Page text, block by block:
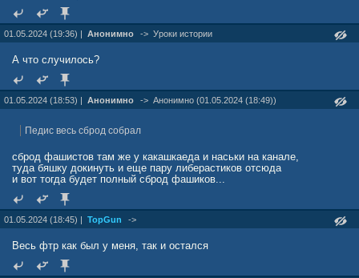
01.05.2024 (19:36) | Анонимно -> Уроки истории
А что случилось?
01.05.2024 (18:53) | Анонимно -> Анонимно (01.05.2024 (18:49))
Педис весь сброд собрал
сброд фашистов там же у какашкаеда и наськи на канале,
туда бяшку докинуть и еще пару либерастиков отсюда
и вот тогда будет полный сброд фашиков...
01.05.2024 (18:45) | TopGun ->
Весь фтр как был у меня, так и остался